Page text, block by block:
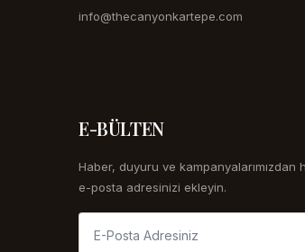
info@thecanyonkartepe.com
E-BÜLTEN
Haber, duyuru ve kampanyalarımızdan
e-posta adresinizi ekleyin.